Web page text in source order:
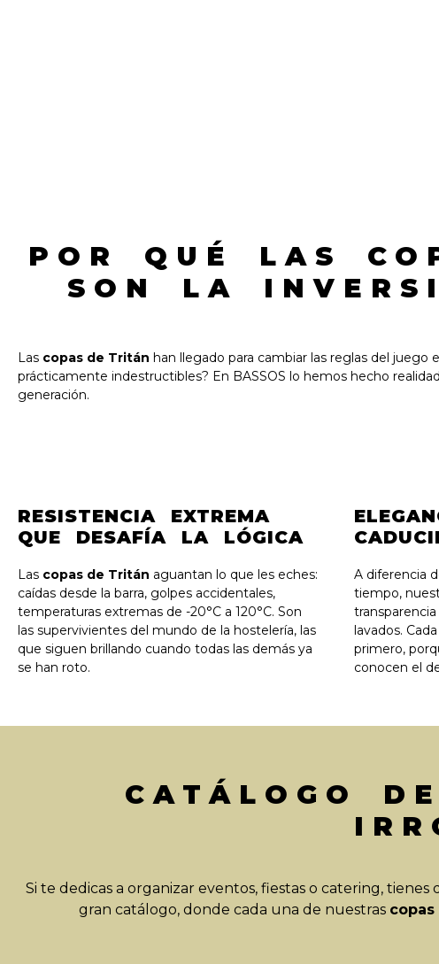
POR QUÉ LAS
SON LA
Las copas de Tritán han llegado para cambiar las reglas del
prácticamente indestructibles? En BASSOS lo hemos hecho
generación.
RESISTENCIA EXTREMA
QUE DESAFÍA LA LÓGICA
Las copas de Tritán aguantan lo que les eches:
caídas desde la barra, golpes accidentales,
temperaturas extremas de -20°C a 120°C. Son
las supervivientes del mundo de la hostelería, las
que siguen brillando cuando todas las demás ya
se han roto.
A diferencia
tiempo,
lavados.
primero,
conocen el
CATÁLOGO
Si te dedicas a organizar eventos, fiestas o catering,
gran catálogo, donde cada una de nuestras